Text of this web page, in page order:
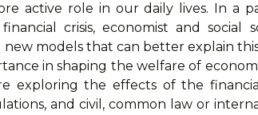
active role in our daily lives. In a
crisis, economist and social
models that can better explain
in shaping the welfare of
exploring the effects of the
and civil, common law or